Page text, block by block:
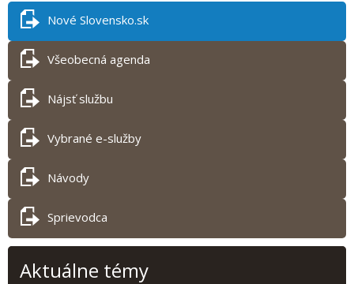
Nové Slovensko.sk
Všeobecná agenda
Nájsť službu
Vybrané e-služby
Návody
Sprievodca
Aktuálne témy